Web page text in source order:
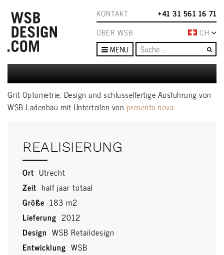
KONTAKT
+41 31 561 16 71
ÜBER WSB
CH
MENU
Grit Optometrie: Design und schlusselfertige Ausfuhrung von
WSB Ladenbau mit Unterteilen von presenta nova.
REALISIERUNG
Ort Utrecht
Zeit half jaar totaal
Größe 183 m2
Lieferung 2012
Design WSB Retaildesign
Entwicklung WSB